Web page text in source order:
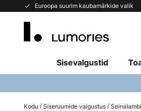
Euroopa suurim kaubamärkide valik
Skip
Sisevalgustid
Kodu Siseruumide valgustus